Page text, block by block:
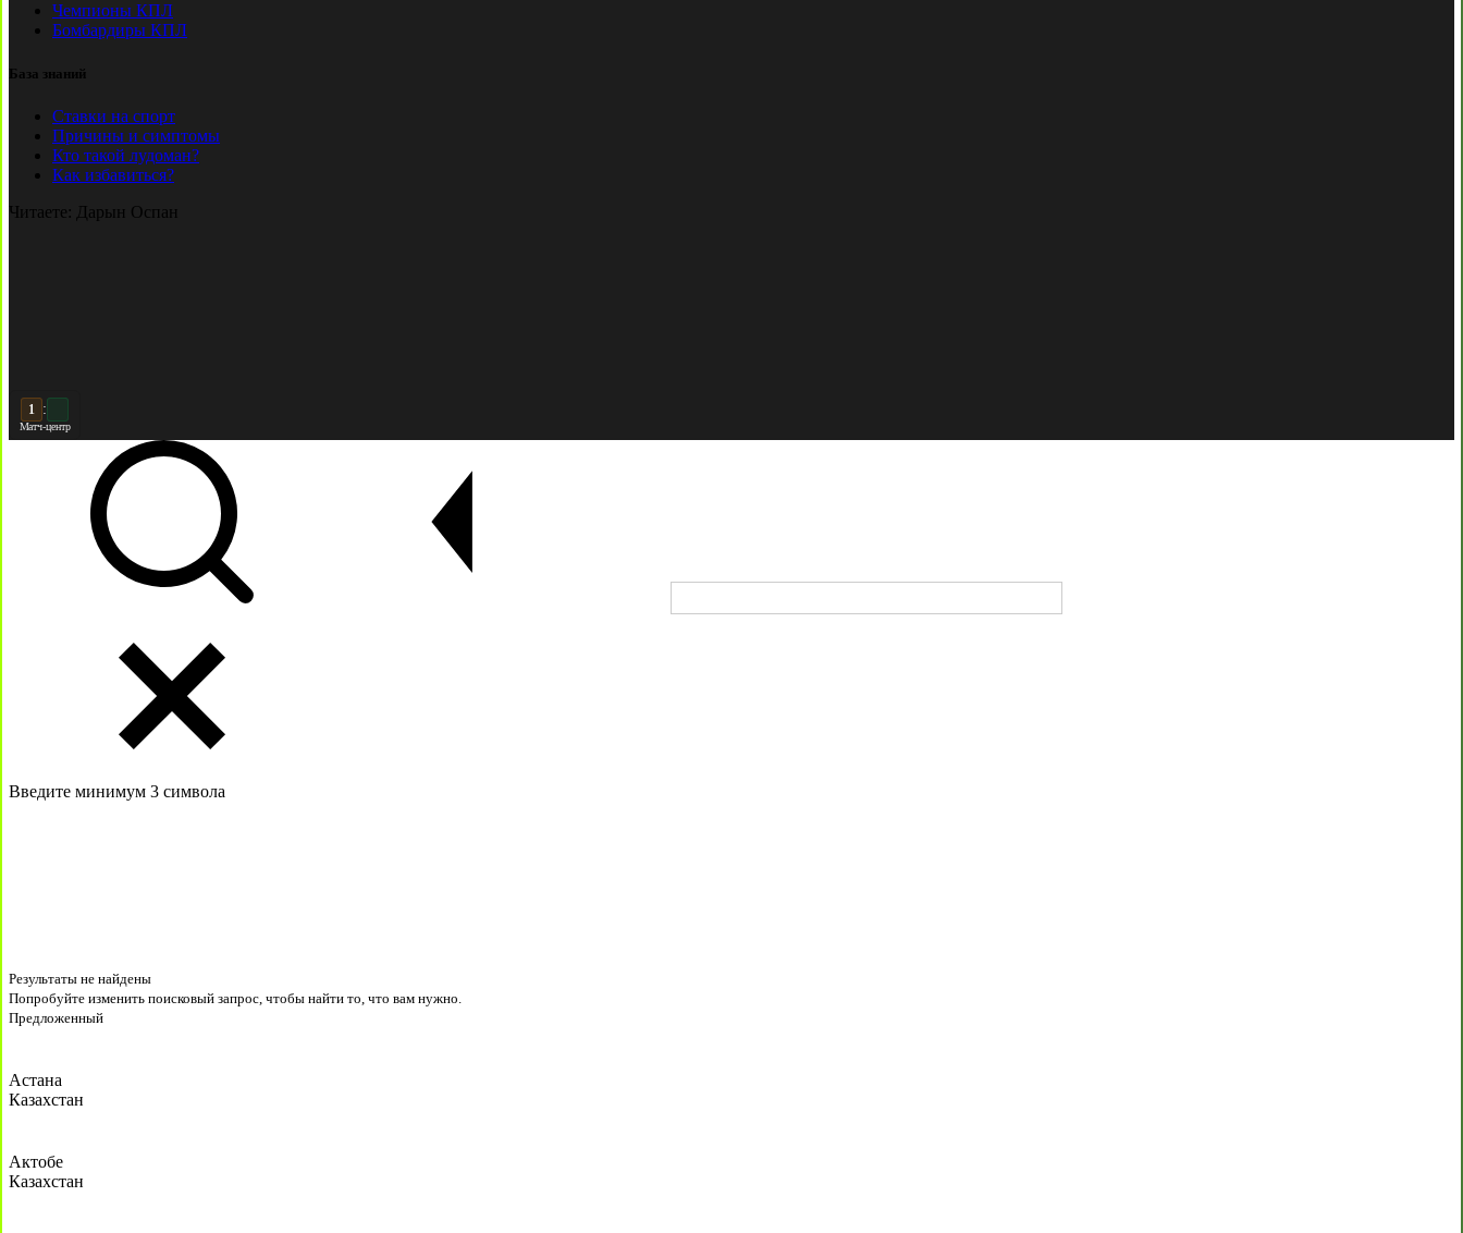
Чемпионы КПЛ
Бомбардиры КПЛ
База знаний
Ставки на спорт
Причины и симптомы
Кто такой лудоман?
Как избавиться?
Читаете: Дарын Оспан
2 :
Матч-центр
Введите минимум 3 символа
Результаты не найдены
Попробуйте изменить поисковый запрос, чтобы найти то, что вам нужно.
Предложенный
Астана
Казахстан
Актобе
Казахстан